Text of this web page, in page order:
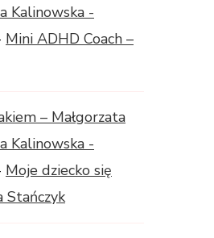
Kalinowska -
Mini ADHD Coach –
– Małgorzata
Kalinowska -
Moje dziecko się
Stańczyk